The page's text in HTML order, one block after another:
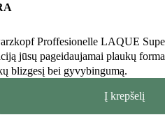
Proffesionelle LAQUE
jūsų pageidaujamai plaukų
blizgesį bei gyvybingumą.
Į krepšelį